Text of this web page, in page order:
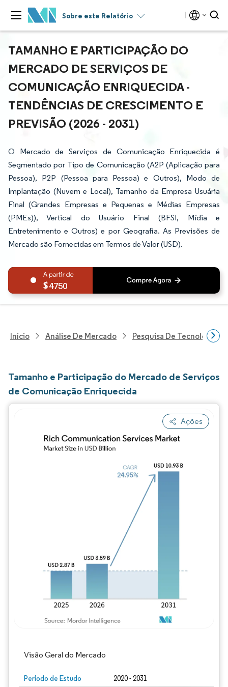
Sobre este Relatório
TAMANHO E PARTICIPAÇÃO DO
MERCADO DE SERVIÇOS DE
COMUNICAÇÃO ENRIQUECIDA -
TENDÊNCIAS DE CRESCIMENTO E
PREVISÃO (2026 - 2031)
O Mercado de Serviços de Comunicação Enriquecida é
Segmentado por Tipo de Comunicação (A2P (Aplicação para
Pessoa), P2P (Pessoa para Pessoa) e Outros), Modo de
Implantação (Nuvem e Local), Tamanho da Empresa Usuária
Final (Grandes Empresas e Pequenas e Médias Empresas
(PMEs)), Vertical do Usuário Final (BFSI, Mídia e
Entretenimento e Outros) e por Geografia. As Previsões de
Mercado são Fornecidas em Termos de Valor (USD).
4750
Início Análise De Mercado Pesquisa De Tecnologia,
Tamanho e Participação do Mercado de Serviços
de Comunicação Enriquecida
Ações
Visão Geral do Mercado
Período de Estudo 2020 - 2031
Imagem © Mordor Intelligence. O reuso